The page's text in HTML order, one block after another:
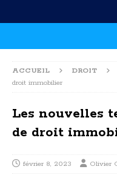
ACCUEIL DROIT
droit immobilier
Les nouvelles
de droit
février 8, 2023 Olivier